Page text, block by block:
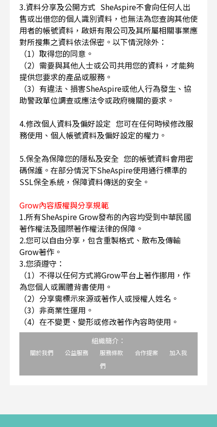
3.資料分享及公開方式 SheAspire不會向任何人出
售或出借您的個人識別資料，也無法為您查詢其他使
用者的帳號資料，啟妍有限公司及其所屬相關事業應
對所搜集之資料依法保密。以下情況除外：
（1）取得您的同意。
（2）需要與其他人士或公司共用您的資料，才能夠
提供您要求的產品或服務。
（3）有違法、損害SheAspire或他人行為發生、協
助警政單位調查或應法令或政府機關的要求。
4.修改個人資料及偏好設定 您可在任何時候修改服
務使用、個人帳號資料及偏好設定的權力。
5.保全為保障您的隱私及安全 您的帳號資料會用密
碼保護。在部分情況下SheAspire使用通行標準的
SSL保全系統，保障資料傳送的安全。
Grow內容版權與分享規範
1.所有SheAspire Grow發布的內容均受到中華民國
著作權法及國際著作權法律的保障。
2.您可以自由分享，包含重製格式、散布及傳輸
Grow著作。
3.您須遵守：
（1）不得以任何方式將Grow平台上著作挪用，作
為您個人或團體背書使用。
（2）分享需標示來源或著作人或授權人姓名。
（3）非商業性運用。
（4）在不變更、變形或修改著作內容時使用。
組織簡介：
關於我們 公益服務 服務條款 合作提案
加入我
們